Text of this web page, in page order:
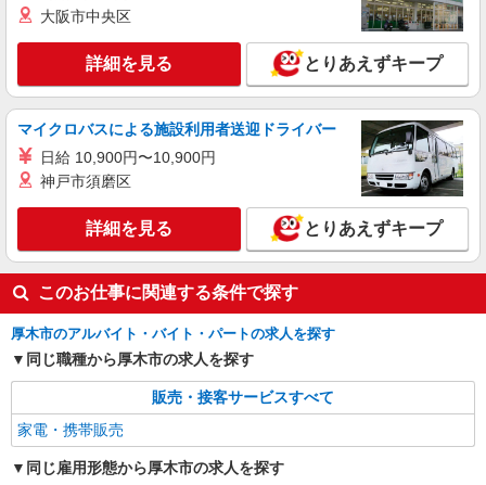
大阪市中央区
詳細を見る とりあえずキープ
マイクロバスによる施設利用者送迎ドライバー
日給 10,900円〜10,900円
神戸市須磨区
詳細を見る とりあえずキープ
このお仕事に関連する条件で探す
厚木市のアルバイト・バイト・パートの求人を探す
同じ職種から厚木市の求人を探す
販売・接客サービスすべて
家電・携帯販売
同じ雇用形態から厚木市の求人を探す